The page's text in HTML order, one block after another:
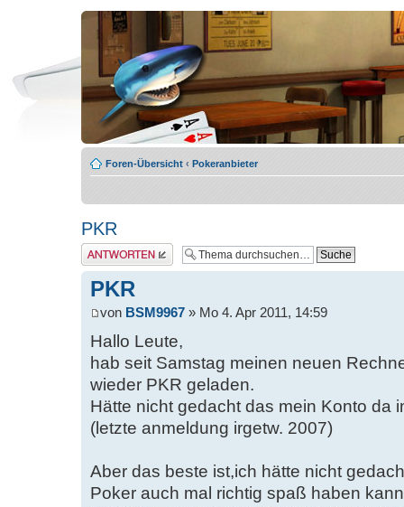
Foren-Übersicht ‹ Pokeranbieter
PKR
Antwort erstellen
PKR
von BSM9967 » Mo 4. Apr 2011, 14:59
Hallo Leute,
hab seit Samstag meinen neuen
wieder PKR geladen.
Hätte nicht gedacht das mein Konto da
(letzte anmeldung irgetw. 2007)
Aber das beste ist,ich hätte nicht
Poker auch mal richtig spaß haben